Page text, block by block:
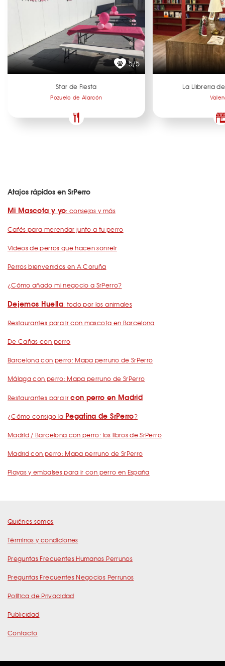
5/5
Star de Fiesta
Pozuelo de Alarcón
La Llibreria
Atajos rápidos en SrPerro
Mi Mascota y yo: consejos y más
Cafés para merendar junto a tu perro
Vídeos de perros que hacen sonreír
Perros bienvenidos en A Coruña
¿Cómo añado mi negocio a SrPerro?
Dejemos Huella: todo por los animales
Restaurantes para ir con mascota en Barcelona
De Cañas con perro
Barcelona con perro: Mapa perruno de SrPerro
Málaga con perro: Mapa perruno de SrPerro
Restaurantes para ircon perro en Madrid
¿Cómo consigo la Pegatina de SrPerro?
Madrid / Barcelona con perro: los libros de SrPerro
Madrid con perro: Mapa perruno de SrPerro
Playas y embalses para ir con perro en España
Quiénes somos
Términos y condiciones
Preguntas Frecuentes Humanos Perrunos
Preguntas Frecuentes Negocios Perrunos
Política de Privacidad
Publicidad
Contacto